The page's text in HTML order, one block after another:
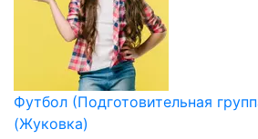
Футбол (Подготовительная
(Жуковка)